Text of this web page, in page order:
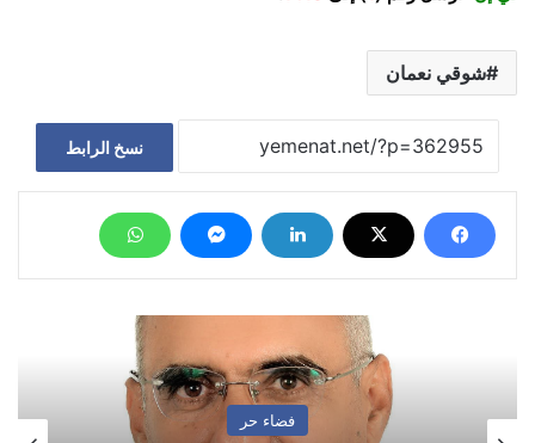
شوقي نعمان
نسخ الرابط
فضاء حر